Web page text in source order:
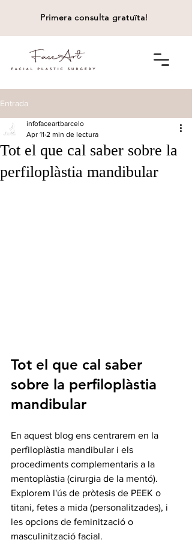
Primera consulta gratuïta!
Entrada
Tot el que cal saber sobre la
perfiloplàstia mandibular
infofaceartbarcelo
Apr 11 2 min de lectura
Tot el que cal saber
sobre la perfiloplàstia
mandibular
En aquest blog ens centrarem en la
perfiloplàstia mandibular i els
procediments complementaris a la
mentoplàstia (cirurgia de la mentó).
Explorem l'ús de pròtesis de PEEK o
titani, fetes a mida (personalitzades), i
les opcions de feminització o
masculinització facial.